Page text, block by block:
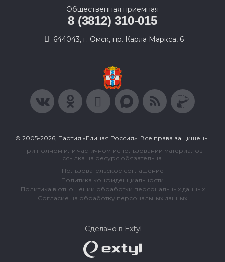
Общественная приемная
8 (3812) 310-015
644043, г. Омск, пр. Карла Маркса, 6
© 2005-2026, Партия «Единая Россия». Все права защищены.
При полном или частичном использовании материалов
ссылка на ресурс обязательна.
Пользовательское соглашение
Политика конфиденциальности
Политика в отношении обработки персональных данных
Согласие на обработку персональных данных
Сделано в Extyl